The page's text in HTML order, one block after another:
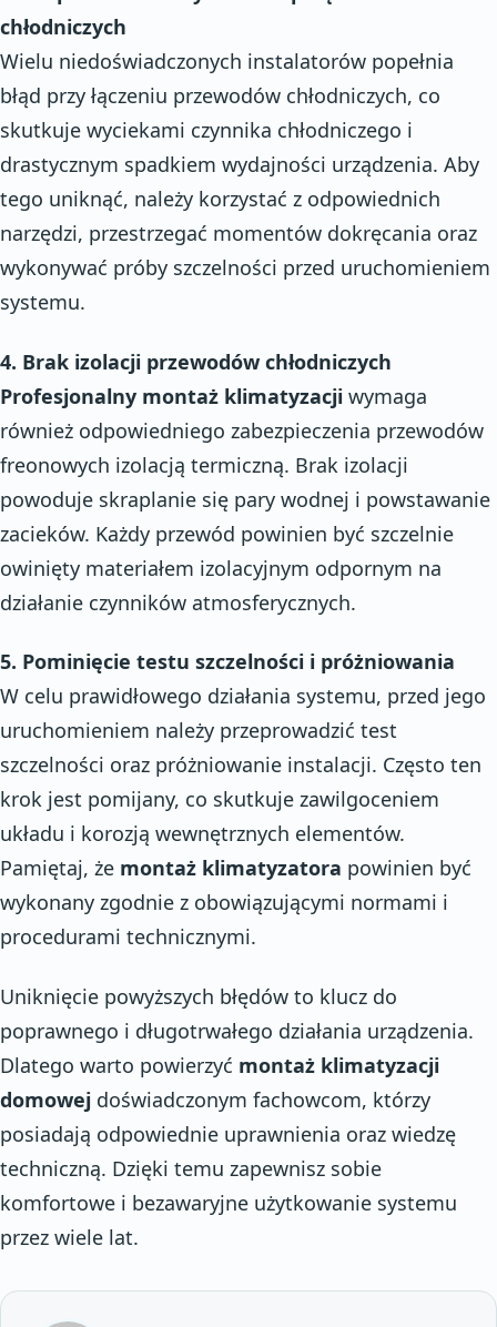
chłodniczych
Wielu niedoświadczonych instalatorów popełnia
błąd przy łączeniu przewodów chłodniczych, co
skutkuje wyciekami czynnika chłodniczego i
drastycznym spadkiem wydajności urządzenia. Aby
tego uniknąć, należy korzystać z odpowiednich
narzędzi, przestrzegać momentów dokręcania oraz
wykonywać próby szczelności przed uruchomieniem
systemu.
4. Brak izolacji przewodów chłodniczych
Profesjonalny montaż klimatyzacji wymaga
również odpowiedniego zabezpieczenia przewodów
freonowych izolacją termiczną. Brak izolacji
powoduje skraplanie się pary wodnej i powstawanie
zacieków. Każdy przewód powinien być szczelnie
owinięty materiałem izolacyjnym odpornym na
działanie czynników atmosferycznych.
5. Pominięcie testu szczelności i próżniowania
W celu prawidłowego działania systemu, przed jego
uruchomieniem należy przeprowadzić test
szczelności oraz próżniowanie instalacji. Często ten
krok jest pomijany, co skutkuje zawilgoceniem
układu i korozją wewnętrznych elementów.
Pamiętaj, że montaż klimatyzatora powinien być
wykonany zgodnie z obowiązującymi normami i
procedurami technicznymi.
Uniknięcie powyższych błędów to klucz do
poprawnego i długotrwałego działania urządzenia.
Dlatego warto powierzyć montaż klimatyzacji
domowej doświadczonym fachowcom, którzy
posiadają odpowiednie uprawnienia oraz wiedzę
techniczną. Dzięki temu zapewnisz sobie
komfortowe i bezawaryjne użytkowanie systemu
przez wiele lat.